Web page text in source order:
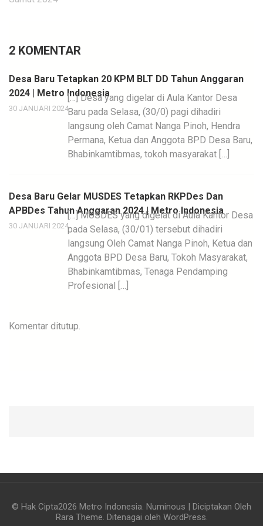
2 KOMENTAR
Desa Baru Tetapkan 20 KPM BLT DD Tahun Anggaran
2024 | Metro Indonesia
30 JANUARI 2024
[…] Desa yang digelar di Aula Kantor Desa
Baru pada Selasa, (30/0) pagi dihadiri
langsung oleh Camat Nanga Pinoh, Hendra
Permana, Ketua dan Anggota BPD Desa Baru,
Bhabinkamtibmas, tokoh masyarakat […]
Desa Baru Gelar MUSDES Tetapkan RKPDes Dan
APBDes Tahun Anggaran 2024 | Metro Indonesia
30 JANUARI 2024
[…] MUSDES yang digelat di Aula Kantor Desa
pada Selasa, (30/01) tersebut dihadiri
langsung Oleh Camat Nanga Pinoh, Ketua dan
Anggota BPD Desa Baru, Tokoh Masyarakat,
Bhabinkamtibmas, Tenaga Pendamping
Profesional […]
Komentar ditutup.
© Hak Cipta2026 Metro Indonesia. Numinous | Diciptakan Oleh
Rara Theme. Ditenagai oleh WordPress.